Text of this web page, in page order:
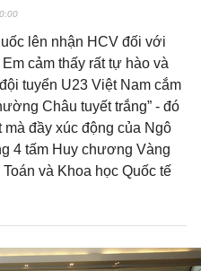
lên nhận HCV đối với
cảm thấy rất tự hào và
tuyển U23 Việt Nam cắm
Châu tuyết trắng” - đó
mà đầy xúc động của Ngô
4 tấm Huy chương Vàng
và Khoa học Quốc tế